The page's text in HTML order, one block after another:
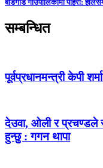
बडिगाड गाउँपालिकामा पहिरो:
सम्बन्धित
पूर्वप्रधानमन्त्री केपी
देउवा, ओली र प्रचण्डले
हुन्छु : गगन थापा